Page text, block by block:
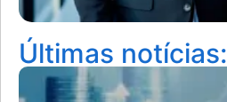
Últimas notícias: